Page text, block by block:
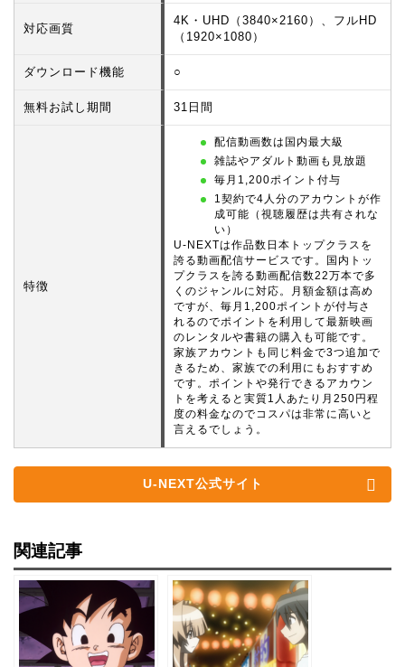
対応画質
4K・UHD（3840×2160）、フルHD
（1920×1080）
ダウンロード機能 ○
無料お試し期間 31日間
特徴
配信動画数は国内最大級
雑誌やアダルト動画も見放題
毎月1,200ポイント付与
1契約で4人分のアカウントが作
成可能（視聴履歴は共有されな
い）
U-NEXTは作品数日本トップクラスを
誇る動画配信サービスです。国内トッ
プクラスを誇る動画配信数22万本で多
くのジャンルに対応。月額金額は高め
ですが、毎月1,200ポイントが付与さ
れるのでポイントを利用して最新映画
のレンタルや書籍の購入も可能です。
家族アカウントも同じ料金で3つ追加で
きるため、家族での利用にもおすすめ
です。ポイントや発行できるアカウン
トを考えると実質1人あたり月250円程
度の料金なのでコスパは非常に高いと
言えるでしょう。
U-NEXT公式サイト
関連記事